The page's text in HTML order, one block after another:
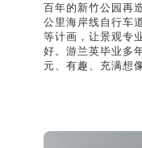
百年的新竹公园再
公里海岸线自行车
等计画，让景观专
好。游兰英毕业多
元、有趣、充满想